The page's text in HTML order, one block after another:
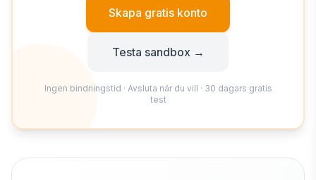
Skapa gratis konto
Testa sandbox →
Ingen bindningstid · Avsluta när du vill · 30 dagars gratis
test